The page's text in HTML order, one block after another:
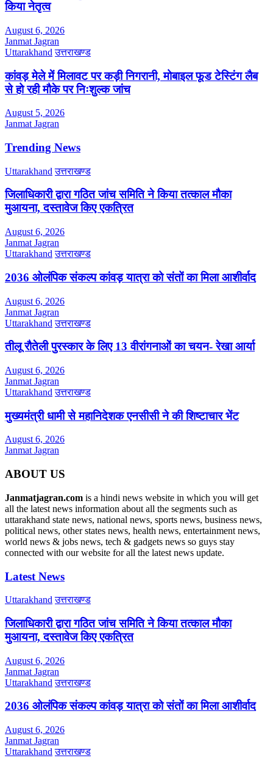
किया नेतृत्व
August 6, 2026
Janmat Jagran
Uttarakhand उत्तराखण्ड
कांवड़ मेले में मिलावट पर कड़ी निगरानी, मोबाइल फूड टेस्टिंग लैब
से हो रही मौके पर निःशुल्क जांच
August 5, 2026
Janmat Jagran
Trending News
Uttarakhand उत्तराखण्ड
जिलाधिकारी द्वारा गठित जांच समिति ने किया तत्काल मौका
मुआयना, दस्तावेज किए एकत्रित
August 6, 2026
Janmat Jagran
Uttarakhand उत्तराखण्ड
2036 ओलंपिक संकल्प कांवड़ यात्रा को संतों का मिला आशीर्वाद
August 6, 2026
Janmat Jagran
Uttarakhand उत्तराखण्ड
तीलू रौतेली पुरस्कार के लिए 13 वीरांगनाओं का चयन- रेखा आर्या
August 6, 2026
Janmat Jagran
Uttarakhand उत्तराखण्ड
मुख्यमंत्री धामी से महानिदेशक एनसीसी ने की शिष्टाचार भेंट
August 6, 2026
Janmat Jagran
ABOUT US
Janmatjagran.com is a hindi news website in which you will get
all the latest news information about all the segments such as
uttarakhand state news, national news, sports news, business news,
political news, other states news, health news, entertainment news,
world news & jobs news, tech & gadgets news so guys stay
connected with our website for all the latest news update.
Latest News
Uttarakhand उत्तराखण्ड
जिलाधिकारी द्वारा गठित जांच समिति ने किया तत्काल मौका
मुआयना, दस्तावेज किए एकत्रित
August 6, 2026
Janmat Jagran
Uttarakhand उत्तराखण्ड
2036 ओलंपिक संकल्प कांवड़ यात्रा को संतों का मिला आशीर्वाद
August 6, 2026
Janmat Jagran
Uttarakhand उत्तराखण्ड